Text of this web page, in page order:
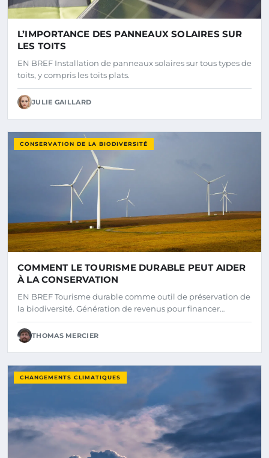
L’IMPORTANCE DES PANNEAUX SOLAIRES SUR
LES TOITS
EN BREF Installation de panneaux solaires sur tous types de
toits, y compris les toits plats.
JULIE GAILLARD
CONSERVATION DE LA BIODIVERSITÉ
COMMENT LE TOURISME DURABLE PEUT AIDER
À LA CONSERVATION
EN BREF Tourisme durable comme outil de préservation de
la biodiversité. Génération de revenus pour financer…
THOMAS MERCIER
CHANGEMENTS CLIMATIQUES